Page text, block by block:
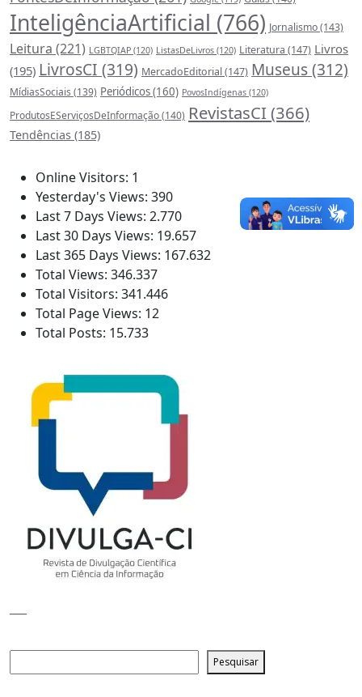
InteligênciaArtificial (766) Jornalismo(143)
Leitura (221) LGBTQIAP (120) ListasDeLivros (120) Literatura (147) Livros
(195) LivrosCI (319) MercadoEditorial(147) Museus(312)
MídiasSociais (139) Periódicos(160) PovosIndígenas (120)
ProdutosEServiçosDeInformação(140) RevistasCI (366)
Tendências (185)
Online Visitors: 1
Yesterday's Views: 390
Last 7 Days Views: 2.770
Last 30 Days Views: 19.657
Last 365 Days Views: 167.632
Total Views: 346.337
Total Visitors: 341.446
Total Page Views: 12
Total Posts: 15.733
Pesquisar